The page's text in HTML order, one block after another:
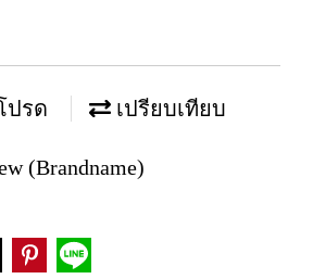
ปรด เปรียบเทียบ
(Brandname)